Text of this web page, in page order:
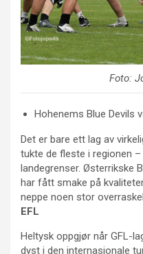
Foto:
Hohenems Blue Devils
Det er bare ett lag av
tukte de fleste i regionen
landegrenser. Østerrikske
har fått smake på
neppe noen stor
EFL
Heltysk oppgjør når GFL-
dyst i den internasjonale